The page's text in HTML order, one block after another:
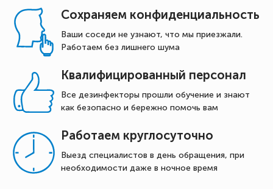
Сохраняем конфиденциальность
Ваши соседи не узнают, что мы приезжали.
Работаем без лишнего шума
Квалифицированный персонал
Все дезинфекторы прошли обучение и знают
как безопасно и бережно помочь вам
Работаем круглосуточно
Выезд специалистов в день обращения, при
необходимости даже в ночное время